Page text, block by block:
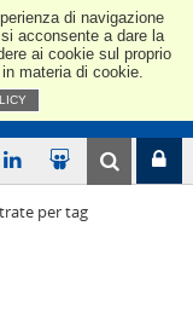
di navigazione
acconsente a dare la
ai cookie sul proprio
materia di cookie.
per tag